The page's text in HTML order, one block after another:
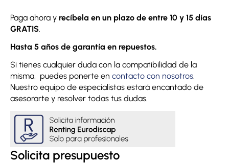
Paga ahora y recíbela en un plazo de entre 10 y 15 días
GRATIS.
Hasta 5 años de garantía en repuestos.
Si tienes cualquier duda con la compatibilidad de la
misma, puedes ponerte en contacto con nosotros.
Nuestro equipo de especialistas estará encantado de
asesorarte y resolver todas tus dudas.
Solicita presupuesto